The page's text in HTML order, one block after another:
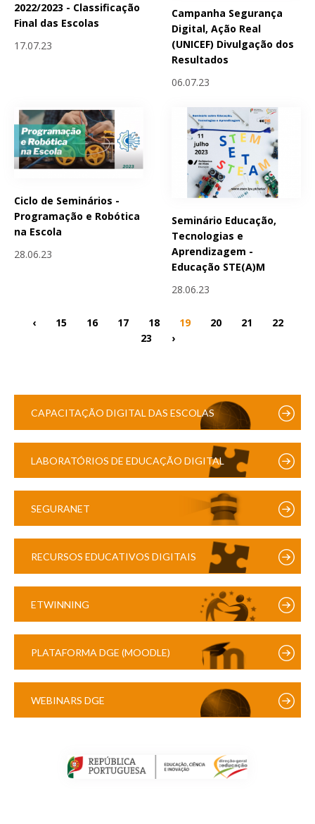
2022/2023 - Classificação
Final das Escolas
17.07.23
Campanha Segurança
Digital, Ação Real
(UNICEF) Divulgação dos
Resultados
06.07.23
Ciclo de Seminários -
Programação e Robótica
na Escola
28.06.23
Seminário Educação,
Tecnologias e
Aprendizagem -
Educação STE(A)M
28.06.23
‹ 15 16 17 18 19 20 21
22
23
›
CAPACITAÇÃO DIGITAL DAS ESCOLAS
LABORATÓRIOS DE EDUCAÇÃO DIGITAL
SEGURANET
RECURSOS EDUCATIVOS DIGITAIS
ETWINNING
PLATAFORMA DGE (MOODLE)
WEBINARS DGE